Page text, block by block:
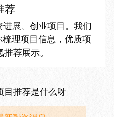
荐
展、创业项目。我们
理项目信息，优质项
荐展示。
目推荐是什么呀